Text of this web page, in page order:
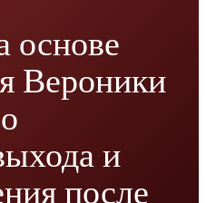
основе
Вероники
и
после